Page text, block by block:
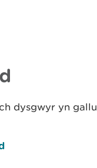
dysgwyr yn gallu